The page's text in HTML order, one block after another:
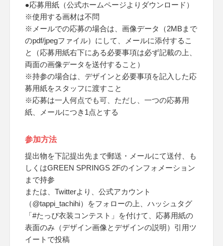
●応募用紙（公式ホームページよりダウンロード）
※使用する画材は不問
※メールでの応募の場合は、画像データ（2MBまで
のpdf/jpegファイル）にして、メールに添付するこ
と（応募用紙右下にある必要事項は必ず記載の上、
両面の画像データを送付すること）
※持参の場合は、デザインと必要事項を記入した応
募用紙をスタッフに渡すこと
※応募は一人何点でも可、ただし、一つの応募用
紙、メールにつき1点とする
参加方法
提出物を下記提出先まで郵送・メールにて送付、も
しくはGREEN SPRINGS 2Fのインフォメーション
まで持参
または、Twitterより、公式アカウント
（@tappi_tachihi）をフォローの上、ハッシュタグ
「#たっぴ衣装コンテスト」を付けて、応募用紙の
表面のみ（デザイン画像とデザインの説明）引用ツ
イートで投稿